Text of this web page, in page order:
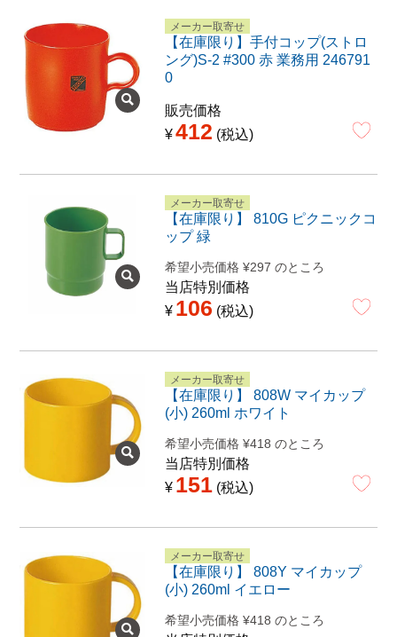
メーカー取寄せ
【在庫限り】手付コップ(ストロ
ング)S-2 #300 赤 業務用 246791
0
販売価格
¥412 税込
メーカー取寄せ
【在庫限り】 810G ピクニックコ
ップ 緑
希望小売価格 ¥297 のところ
当店特別価格
¥ 106 税込
メーカー取寄せ
【在庫限り】 808W マイカップ
(小) 260ml ホワイト
希望小売価格 ¥418 のところ
当店特別価格
¥ 151 税込
メーカー取寄せ
【在庫限り】 808Y マイカップ
(小) 260ml イエロー
希望小売価格 ¥418 のところ